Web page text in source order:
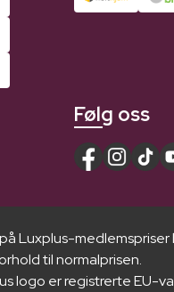
Følg oss
Luxplus-medlemspriser
til normalprisen.
logo er registrerte EU-